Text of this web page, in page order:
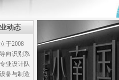
动态
于2008
向识别系
业设计队
备与制造